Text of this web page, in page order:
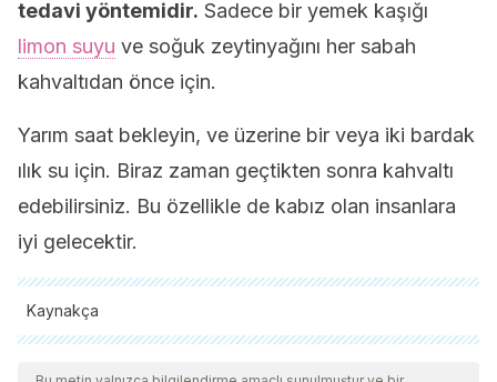
tedavi yöntemidir. Sadece bir yemek kaşığı
limon suyu ve soğuk zeytinyağını her sabah
kahvaltıdan önce için.
Yarım saat bekleyin, ve üzerine bir veya iki bardak
ılık su için. Biraz zaman geçtikten sonra kahvaltı
edebilirsiniz. Bu özellikle de kabız olan insanlara
iyi gelecektir.
Kaynakça
Tüm alıntı yapılan kaynaklar, kalitelerini, güvenilirliklerini,
güncelliklerini ve geçerliliklerini sağlamak için ekibimiz